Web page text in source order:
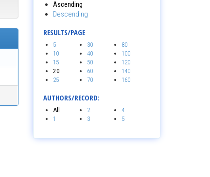
Ascending
Descending
RESULTS/PAGE
5
10
15
20
25
30
40
50
60
70
80
100
120
140
160
AUTHORS/RECORD:
All
1
2
3
4
5